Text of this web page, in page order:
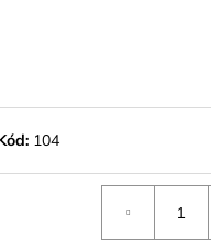
104
EZÜST